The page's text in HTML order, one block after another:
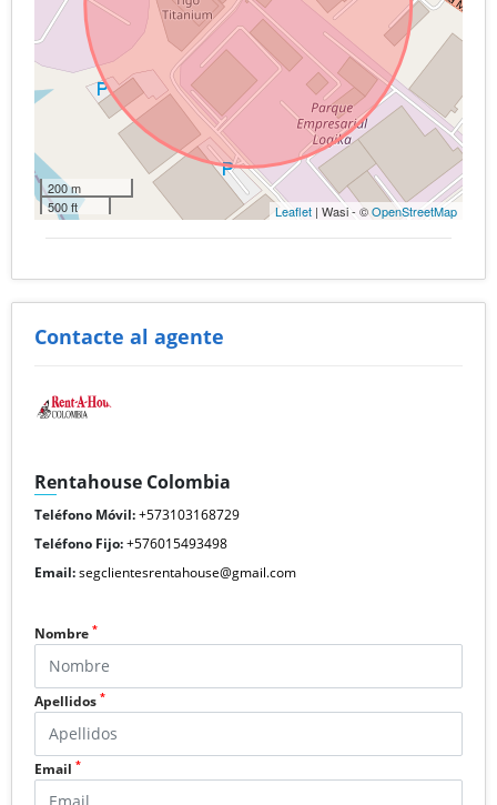
200 m
500 ft
Leaflet | Wasi - ©OpenStreetMap
Contacte al agente
Rentahouse Colombia
Teléfono Móvil:+573103168729
Teléfono Fijo:+576015493498
Email:segclientesrentahouse@gmail.com
Nombre *
Apellidos *
Email *